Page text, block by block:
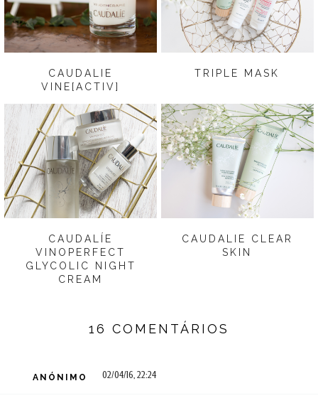
CAUDALIE
VINE[ACTIV]
TRIPLE MASK
CAUDALÍE
VINOPERFECT
GLYCOLIC NIGHT
CREAM
CAUDALIE CLEAR
SKIN
16 COMENTÁRIOS
ANÓNIMO 02/04/16, 22:24